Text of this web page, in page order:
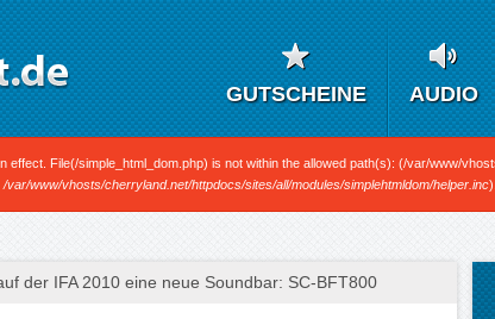
GUTSCHEINE AUDIO
effect. File(/simple_html_dom.php) is not within the allowed path(s): (/var/www/
/var/www/vhosts/cherryland.net/httpdocs/sites/all/modules/simplehtmldom/helper.inc).
der IFA 2010 eine neue Soundbar: SC-BFT800